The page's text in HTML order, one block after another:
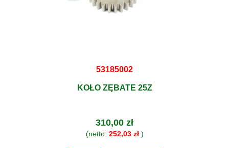
53185002
KOŁO ZĘBATE 25Z
310,00 zł
(netto: 252,03 zł)